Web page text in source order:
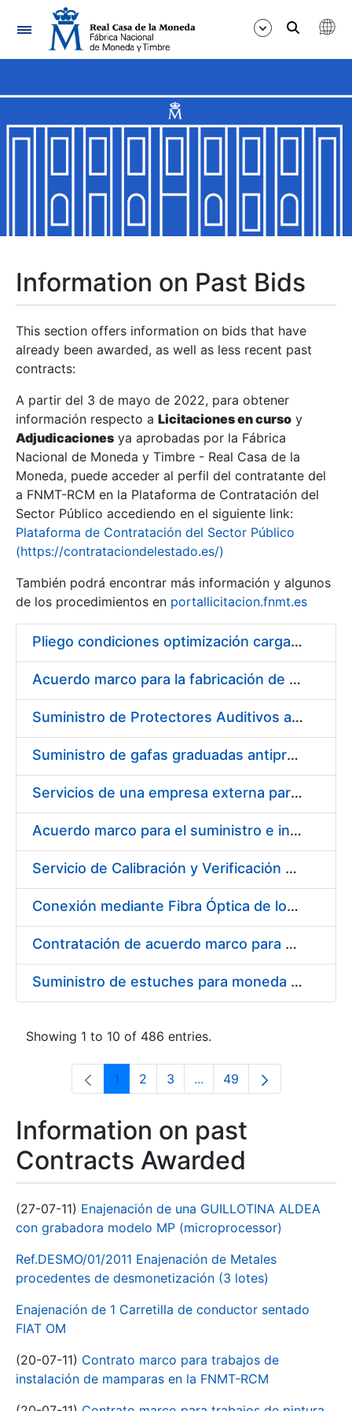
Navigation
Show/Hide
Show/Hide
Show/Hide
Show/Hide
Show/Hide
Show/Hide
Information on Past Bids
This section offers information on bids that have
already been awarded, as well as less recent past
contracts:
A partir del 3 de mayo de 2022, para obtener
información respecto a Licitaciones en curso y
Adjudicaciones ya aprobadas por la Fábrica
Nacional de Moneda y Timbre - Real Casa de la
Moneda, puede acceder al perfil del contratante del
a FNMT-RCM en la Plataforma de Contratación del
Sector Público accediendo en el siguiente link:
Plataforma de Contratación del Sector Público
(https://contrataciondelestado.es/)
También podrá encontrar más información y algunos
de los procedimientos en portallicitacion.fnmt.es
Pliego condiciones optimización cargas compras firmado
Acuerdo marco para la fabricación de piezas
Suministro de Protectores Auditivos a medida para las personas trabajadoras de los Centros de Trabajo de Madrid y Burgos
Suministro de gafas graduadas antiproyecciones para los trabajadores de la FNMT-RCM en los centros de trabajo de Madrid y Burgos
Servicios de una empresa externa para el asesoramiento y resolución de los recursos de alzada que se presentan relacionados con procesos de selección para la FNMT-RCM
Acuerdo marco para el suministro e instalación de persianas, estores y otros complementos
Servicio de Calibración y Verificación Externa de los Equipos de Medición del Servicio de Prevención de la FNMT-RCM
Conexión mediante Fibra Óptica de los Centros de Proceso de Datos (CPDs) de las sedes de la FNMT-RCM de Burgos y Madrid
Contratación de acuerdo marco para el Suministro de Material de Electricidad para la Fábrica Nacional de Moneda y Timbre-Real Casa de la Moneda en su centro de trabajo de Burgos
Suministro de estuches para moneda de 30 €
Showing 1 to 10 of 486 entries.
Page
1 Page
2 Page
3 ...Intermediate Pages Use
Page
49
Information on past
Contracts Awarded
(27-07-11) Enajenación de una GUILLOTINA ALDEA
con grabadora modelo MP (microprocessor)
Ref.DESMO/01/2011 Enajenación de Metales
procedentes de desmonetización (3 lotes)
Enajenación de 1 Carretilla de conductor sentado
FIAT OM
(20-07-11) Contrato marco para trabajos de
instalación de mamparas en la FNMT-RCM